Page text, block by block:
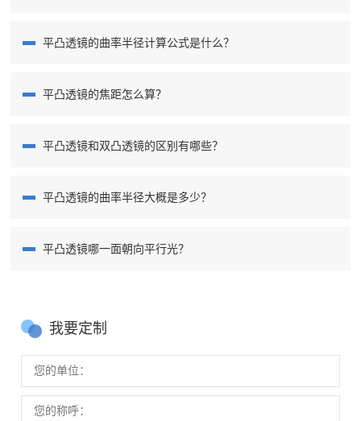
平凸透镜的曲率半径计算公式是什么？
平凸透镜的焦距怎么算？
平凸透镜和双凸透镜的区别有哪些？
平凸透镜的曲率半径大概是多少？
平凸透镜哪一面朝向平行光？
我要定制